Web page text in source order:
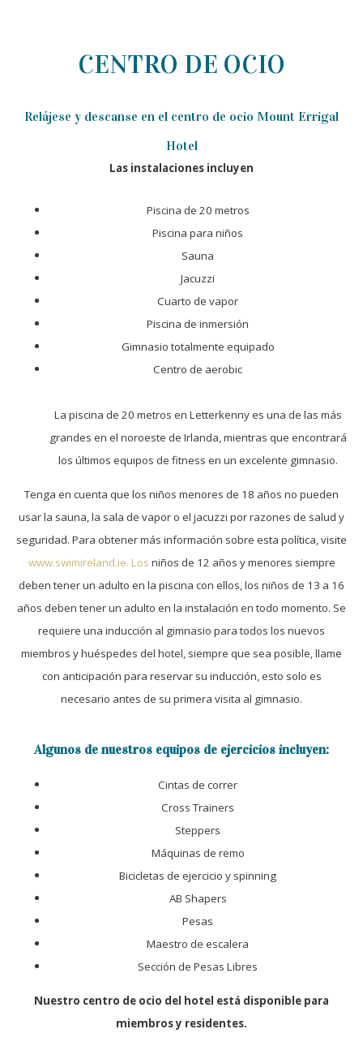
CENTRO DE OCIO
Relájese y descanse en el centro de ocio Mount Errigal
Hotel
Las instalaciones incluyen
Piscina de 20 metros
Piscina para niños
Sauna
Jacuzzi
Cuarto de vapor
Piscina de inmersión
Gimnasio totalmente equipado
Centro de aerobic
La piscina de 20 metros en Letterkenny es una de las más
grandes en el noroeste de Irlanda, mientras que encontrará
los últimos equipos de fitness en un excelente gimnasio.
Tenga en cuenta que los niños menores de 18 años no pueden
usar la sauna, la sala de vapor o el jacuzzi por razones de salud y
seguridad. Para obtener más información sobre esta política, visite
www.swimireland.ie. Los niños de 12 años y menores siempre
deben tener un adulto en la piscina con ellos, los niños de 13 a 16
años deben tener un adulto en la instalación en todo momento. Se
requiere una inducción al gimnasio para todos los nuevos
miembros y huéspedes del hotel, siempre que sea posible, llame
con anticipación para reservar su inducción, esto solo es
necesario antes de su primera visita al gimnasio.
Algunos de nuestros equipos de ejercicios incluyen:
Cintas de correr
Cross Trainers
Steppers
Máquinas de remo
Bicicletas de ejercicio y spinning
AB Shapers
Pesas
Maestro de escalera
Sección de Pesas Libres
Nuestro centro de ocio del hotel está disponible para
miembros y residentes.